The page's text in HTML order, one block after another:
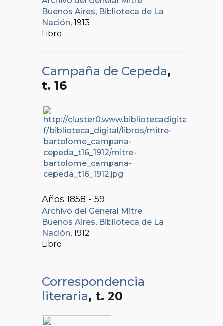
Buenos Aires, Biblioteca de La
Nación, 1913
Libro
Campaña de Cepeda,
t. 16
Años 1858 - 59
Archivo del General Mitre
Buenos Aires, Biblioteca de La
Nación, 1912
Libro
Correspondencia
literaria, t. 20